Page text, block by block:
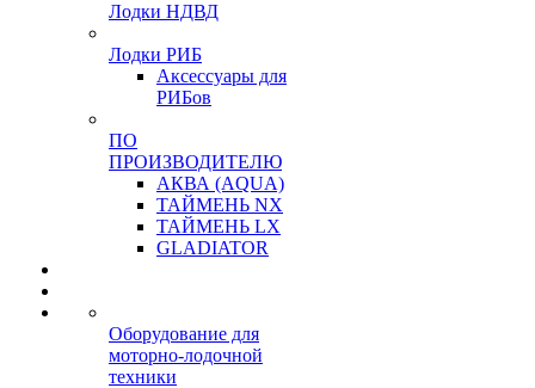
Лодки НДВД
Лодки РИБ
Аксессуары для
РИБов
ПО
ПРОИЗВОДИТЕЛЮ
АКВА (AQUA)
ТАЙМЕНЬ NX
ТАЙМЕНЬ LX
GLADIATOR
Оборудование для
моторно-лодочной
техники